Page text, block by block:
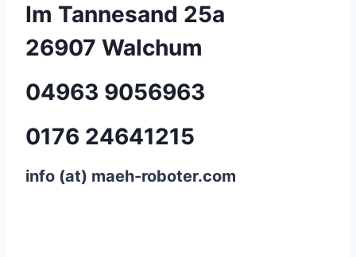
Im Tannesand 25a
26907 Walchum
04963 9056963
0176 24641215
info (at) maeh-roboter.com